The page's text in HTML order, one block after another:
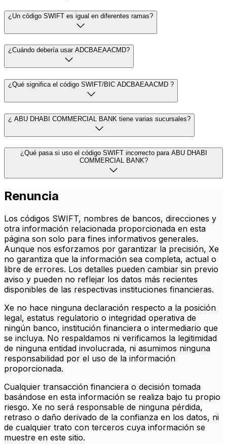
¿Un código SWIFT es igual en diferentes ramas?
¿Cuándo debería usar ADCBAEAACMD?
¿Qué significa el código SWIFT/BIC ADCBAEAACMD ?
¿ ABU DHABI COMMERCIAL BANK tiene varias sucursales?
¿Qué pasa si uso el código SWIFT incorrecto para ABU DHABI
COMMERCIAL BANK?
Renuncia
Los códigos SWIFT, nombres de bancos, direcciones y
otra información relacionada proporcionada en esta
página son solo para fines informativos generales.
Aunque nos esforzamos por garantizar la precisión, Xe
no garantiza que la información sea completa, actual o
libre de errores. Los detalles pueden cambiar sin previo
aviso y pueden no reflejar los datos más recientes
disponibles de las respectivas instituciones financieras.
Xe no hace ninguna declaración respecto a la posición
legal, estatus regulatorio o integridad operativa de
ningún banco, institución financiera o intermediario que
se incluya. No respaldamos ni verificamos la legitimidad
de ninguna entidad involucrada, ni asumimos ninguna
responsabilidad por el uso de la información
proporcionada.
Cualquier transacción financiera o decisión tomada
basándose en esta información se realiza bajo tu propio
riesgo. Xe no será responsable de ninguna pérdida,
retraso o daño derivado de la confianza en los datos, ni
de cualquier trato con terceros cuya información se
muestre en este sitio.